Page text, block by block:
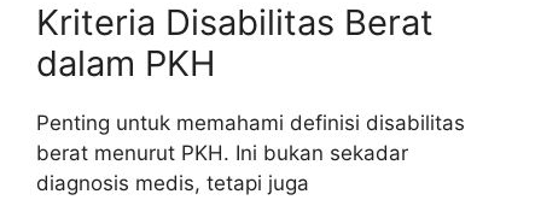
Kriteria Disabilitas Berat
dalam PKH
Penting untuk memahami definisi disabilitas
berat menurut PKH. Ini bukan sekadar
diagnosis medis, tetapi juga